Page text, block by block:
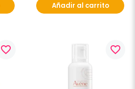
Añadir al carrito
favorite_border favorite_border